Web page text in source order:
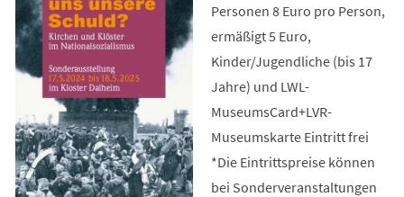
Personen 8 Euro pro Person,
ermäßigt 5 Euro,
Kinder/Jugendliche (bis 17
Jahre) und LWL-
MuseumsCard+LVR-
Museumskarte Eintritt frei
*Die Eintrittspreise können
bei Sonderveranstaltungen